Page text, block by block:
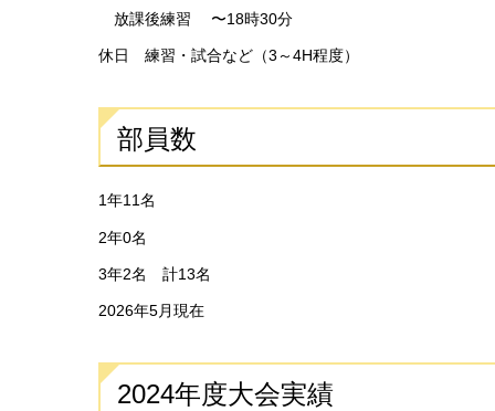
放課後練習 〜18時30分
休日 練習・試合など（3～4H程度）
部員数
1年11名
2年0名
3年2名 計13名
2026年5月現在
2024年度大会実績